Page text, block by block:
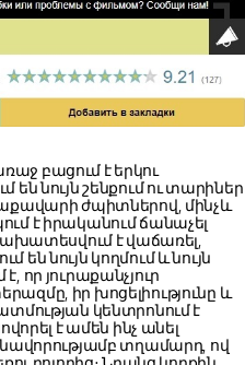
բացում է երկու
նույն շենքում ու տարիներ
ժպիտներով, մինչև
է իրականում ճանաչել
է վաճառել,
են նույն կողմում և նույն
որ յուրաքանչյուր
իր խոցելիությունը և
կենտրոնում է
է ամեն ինչ անել
տղամարդ, ով